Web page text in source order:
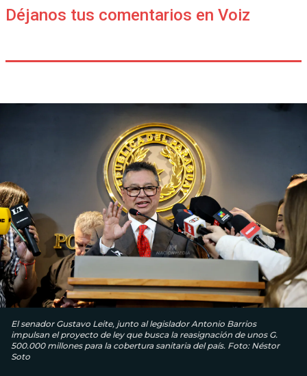
Déjanos tus comentarios en Voiz
El senador Gustavo Leite, junto al legislador Antonio Barrios
impulsan el proyecto de ley que busca la reasignación de unos G.
500.000 millones para la cobertura sanitaria del país. Foto: Néstor
Soto